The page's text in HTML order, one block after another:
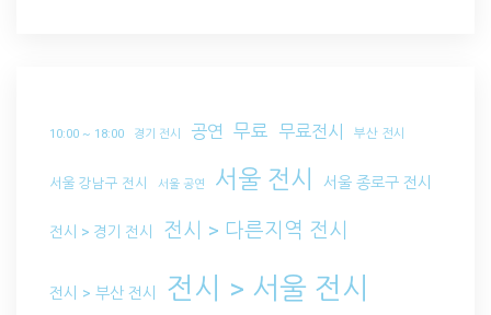
10:00 ~ 18:00 경기 전시 공연 무료 무료전시 부산 전시
서울 강남구 전시 서울 공연 서울 전시 서울 종로구 전시
전시 > 경기 전시 전시 > 다른지역 전시
전시 > 부산 전시 전시 > 서울 전시